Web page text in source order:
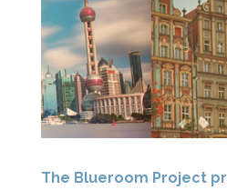
The Blueroom Project